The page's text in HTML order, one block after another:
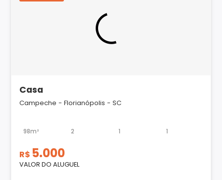
Casa
Campeche - Florianópolis - SC
98m² 2 1 1
R$ 5.000
VALOR DO ALUGUEL